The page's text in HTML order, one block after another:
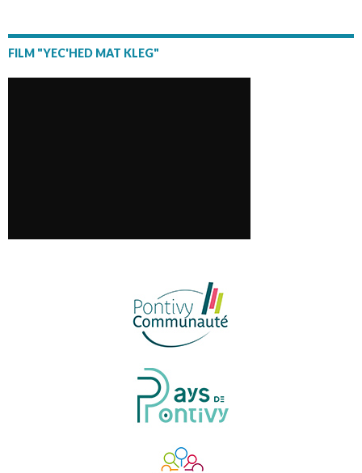
FILM "YEC'HED MAT KLEG"